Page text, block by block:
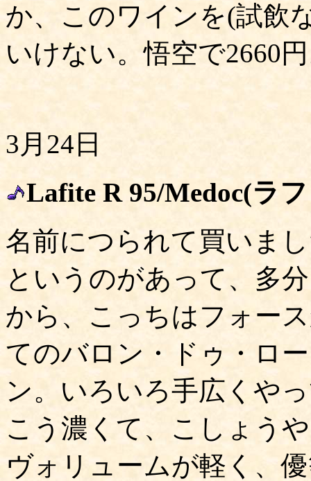
か、このワインを(試飲
いけない。悟空で2660
3月24日
Lafite R 95/Medoc(ラ
名前につられて買いま
というのがあって、多
から、こっちはフォー
てのバロン・ドゥ・ロ
ン。いろいろ手広くや
こう濃くて、こしょう
ヴォリュームが軽く、